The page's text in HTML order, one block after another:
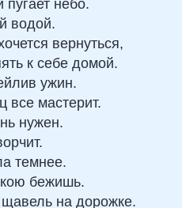
небо.
водой.
вернуться,
к себе домой.
ужин.
все мастерит.
нужен.
темнее.
бежишь.
на дорожке.